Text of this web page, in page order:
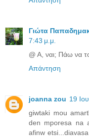
Γιώτα
7:43 μ.μ.
@ Α, ναι; Πάω να
Απάντηση
joanna zou 19
giwtaki mou
den mporesa na
afinw